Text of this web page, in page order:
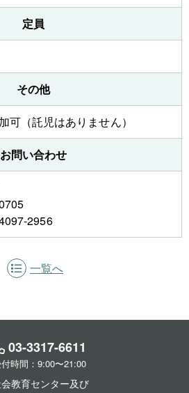
定員
その他
可（託児はありません）
お問い合わせ
2956
一覧へ
03-3317-6611
時間：9:00〜21:00
教育センター及び